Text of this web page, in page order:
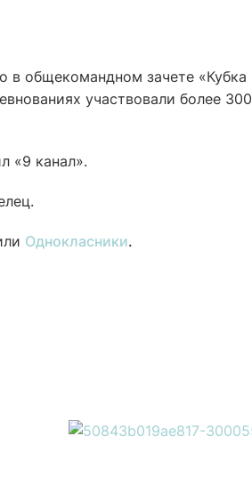
в общекомандном зачете «Кубка
участвовали более 300
«9 канал».
Однокласники.